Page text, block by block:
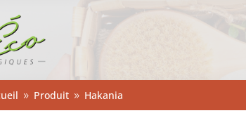
9 Produit 9 Hakania